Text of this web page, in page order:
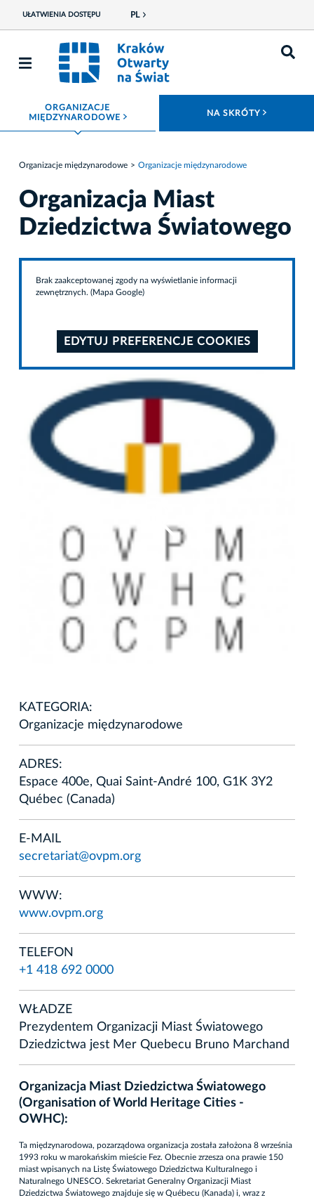
UŁATWIENIA DOSTĘPU PL
ORGANIZACJE
MIĘDZYNARODOWE ROZWIŃ MENU NA SKRÓTY
Organizacje międzynarodowe Organizacje międzynarodowe
Organizacja Miast
Dziedzictwa Światowego
Brak zaakceptowanej zgody na wyświetlanie informacji
zewnętrznych. (Mapa Google)
EDYTUJ PREFERENCJE COOKIES
KATEGORIA:
Organizacje międzynarodowe
ADRES:
Espace 400e, Quai Saint-André 100, G1K 3Y2
Québec (Canada)
E-MAIL
secretariat@ovpm.org
WWW:
www.ovpm.org
TELEFON
+1 418 692 0000
WŁADZE
Prezydentem Organizacji Miast Światowego
Dziedzictwa jest Mer Quebecu Bruno Marchand
Organizacja Miast Dziedzictwa Światowego
(Organisation of World Heritage Cities -
OWHC):
Ta międzynarodowa, pozarządowa organizacja została założona 8 września
1993 roku w marokańskim mieście Fez. Obecnie zrzesza ona prawie 150
miast wpisanych na Listę Światowego Dziedzictwa Kulturalnego i
Naturalnego UNESCO. Sekretariat Generalny Organizacji Miast
Dziedzictwa Światowego znajduje się w Québecu (Kanada) i, wraz z